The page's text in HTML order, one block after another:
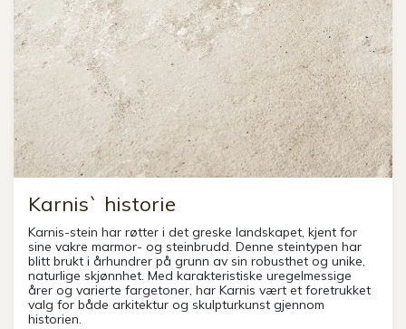
Karnis` historie
Karnis-stein har røtter i det greske landskapet, kjent for
sine vakre marmor- og steinbrudd. Denne steintypen har
blitt brukt i århundrer på grunn av sin robusthet og unike,
naturlige skjønnhet. Med karakteristiske uregelmessige
årer og varierte fargetoner, har Karnis vært et foretrukket
valg for både arkitektur og skulpturkunst gjennom
historien.